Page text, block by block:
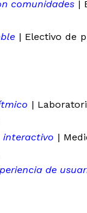
comunidades |
| Electivo de
|
interactivo |
de